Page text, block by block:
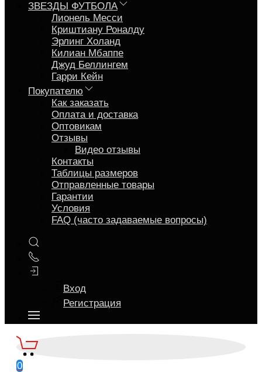
ЗВЕЗДЫ ФУТБОЛА
Лионель Месси
Криштиану Роналду
Эрлинг Холанд
Килиан Мбаппе
Джуд Беллингем
Гарри Кейн
Покупателю
Как заказать
Оплата и доставка
Оптовикам
Отзывы
Видео отзывы
Контакты
Таблицы размеров
Отправленные товары
Гарантии
Условия
FAQ (часто задаваемые вопросы)
Вход
Регистрация
0